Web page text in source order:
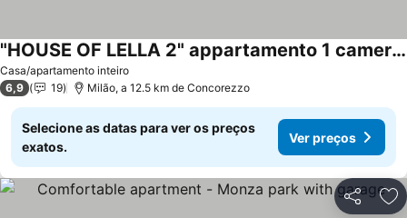
Casa/apartamento inteiro
"HOUSE OF LELLA 2" appartamento 1 camera da letto - M1 METRO ROSSA
6,9 19 Milão, a 12.5 km de Concorezzo
Selecione as datas para ver os preços
exatos.
Ver preços
Partilhar